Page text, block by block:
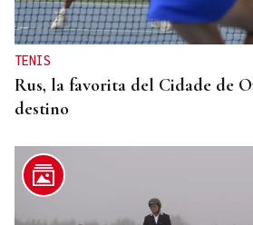
TENIS
Rus, la favorita del Cidade de
destino